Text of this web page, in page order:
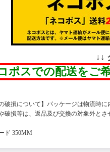
↓↓
ポスでの配送をご
破損について】パッケージは物流時
破損等は、返品及び交換の対象外とさ
ド 350MM